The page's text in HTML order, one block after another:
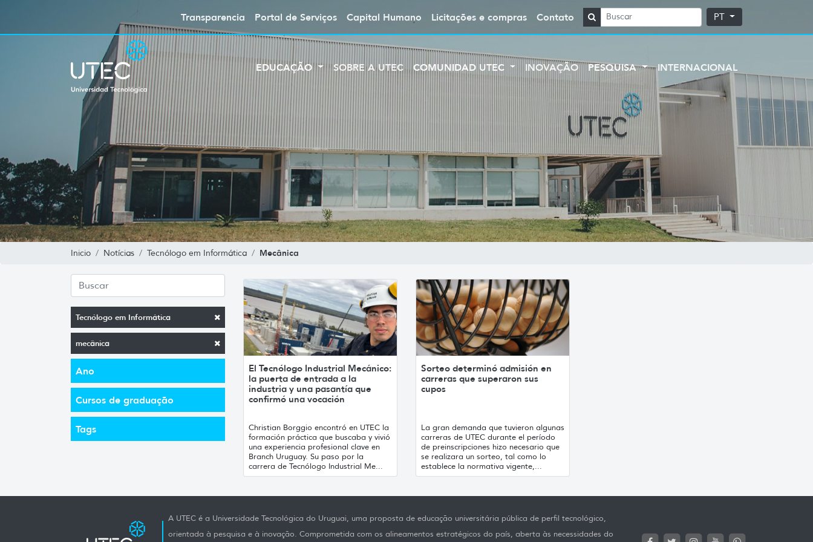
Transparencia Portal de Serviços Capital Humano Licitações e compras Contato PT
EDUCAÇÃO SOBRE A UTEC COMUNIDAD UTEC INOVAÇÃO PESQUISA INTERNACIONAL
Inicio Notícias Tecnólogo em Informática Mecânica
Tecnólogo em Informática
mecânica
Ano
Cursos de graduação
Tags
El Tecnólogo Industrial Mecánico:
la puerta de entrada a la
industria y una pasantía que
confirmó una vocación
Christian Borggio encontró en UTEC la
formación práctica que buscaba y vivió
una experiencia profesional clave en
Branch Uruguay. Su paso por la
carrera de Tecnólogo Industrial Me...
Sorteo determinó admisión en
carreras que superaron sus
cupos
La gran demanda que tuvieron algunas
carreras de UTEC durante el período
de preinscripciones hizo necesario que
se realizara un sorteo, tal como lo
establece la normativa vigente,...
A UTEC é a Universidade Tecnológica do Uruguai, uma proposta de educação universitária pública de perfil tecnológico,
orientada à pesquisa e à inovação. Comprometida com os alineamentos estratégicos do país, aberta às necessidades do